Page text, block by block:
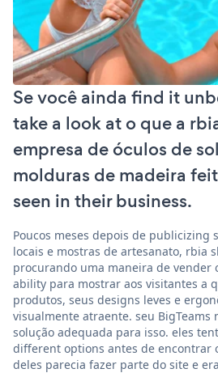
Se você ainda find it
take a look at o que a
empresa de óculos de
molduras de madeira
seen in their business.
Poucos meses depois de publicizing
locais e mostras de artesanato, rbia
procurando uma maneira de
ability para mostrar aos visitantes a
produtos, seus designs leves e
visualmente atraente. seu BigTeams
solução adequada para isso. eles
different options antes de encontrar
deles parecia fazer parte do site e